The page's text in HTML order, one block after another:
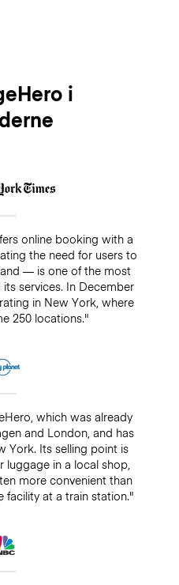
i
online booking with a
the need for users to
— is one of the most
services. In December
in New York, where
250 locations."
which was already
and London, and has
York. Its selling point is
in a local shop,
more convenient than
facility at a train station."